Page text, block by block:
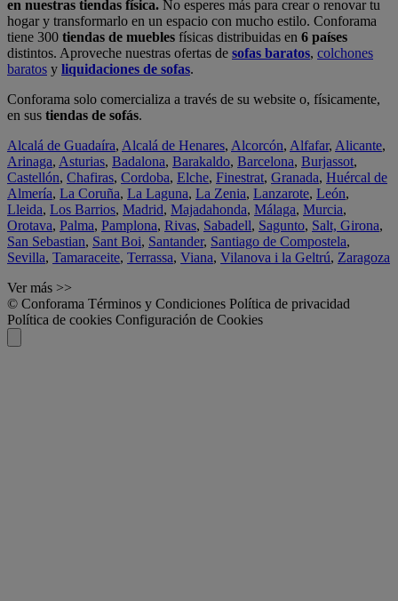
en nuestras tiendas física. No esperes más para crear o renovar tu
hogar y transformarlo en un espacio con mucho estilo. Conforama
tiene 300 tiendas de muebles físicas distribuidas en 6 países
distintos. Aproveche nuestras ofertas de sofas baratos, colchones
baratos y liquidaciones de sofas.
Conforama solo comercializa a través de su website o, físicamente,
en sus tiendas de sofás.
Alcalá de Guadaíra, Alcalá de Henares, Alcorcón, Alfafar, Alicante,
Arinaga, Asturias, Badalona, Barakaldo, Barcelona, Burjassot,
Castellón, Chafiras, Cordoba, Elche, Finestrat, Granada, Huércal de
Almería, La Coruña, La Laguna, La Zenia, Lanzarote, León,
Lleida, Los Barrios, Madrid, Majadahonda, Málaga, Murcia,
Orotava, Palma, Pamplona, Rivas, Sabadell, Sagunto, Salt, Girona,
San Sebastian, Sant Boi, Santander, Santiago de Compostela,
Sevilla, Tamaraceite, Terrassa, Viana, Vilanova i la Geltrú, Zaragoza
Ver más >>
© Conforama Términos y Condiciones Política de privacidad
Política de cookies Configuración de Cookies